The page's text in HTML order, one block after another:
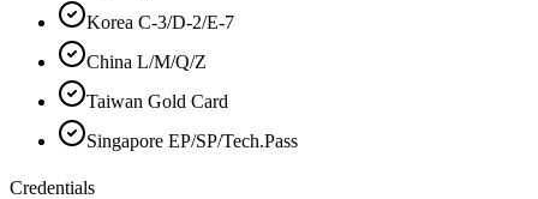
Korea C-3/D-2/E-7
China L/M/Q/Z
Taiwan Gold Card
Singapore EP/SP/Tech.Pass
Credentials